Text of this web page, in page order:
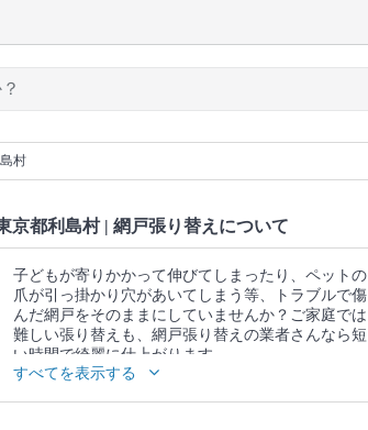
村
京都利島村 | 網戸張り替えについて
子どもが寄りかかって伸びてしまったり、ペットの
爪が引っ掛かり穴があいてしまう等、トラブルで傷
んだ網戸をそのままにしていませんか？ご家庭では
難しい張り替えも、網戸張り替えの業者さんなら短
い時間で綺麗に仕上がります。
▼表示価格に含まれる網戸張り替えの作業範囲
すべてを表示する